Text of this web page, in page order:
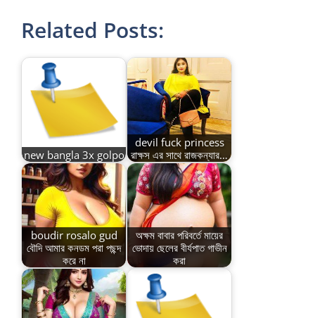
Related Posts:
new bangla 3x golpo
devil fuck princess
রাক্ষস এর সাথে রাজকন্যার…
boudir rosalo gud
বৌদি আমার কনডম পরা পছন্দ
করে না
অক্ষম বাবার পরিবর্তে মায়ের
ভোদায় ছেলের বীর্যপাত গাভীন
করা